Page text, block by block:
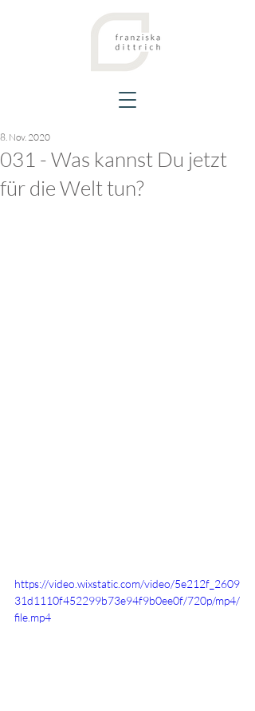
031 - Was kannst Du jetzt
für die Welt tun?
8. Nov. 2020
https://video.wixstatic.com/video/5e212f_2609
31d1110f452299b73e94f9b0ee0f/720p/mp4/
file.mp4